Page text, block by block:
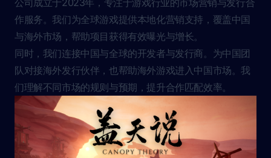
公司成立于2023年，专注于游戏行业的市场营销与发行合
作服务。我们为全球游戏提供本地化营销支持，覆盖中国
与海外市场，帮助项目获得有效曝光与增长。
同时，我们连接中国与全球的开发者与发行商。为中国团
队对接海外发行伙伴，也帮助海外游戏进入中国市场。我
们理解不同市场的规则与预期，提升合作匹配效率。